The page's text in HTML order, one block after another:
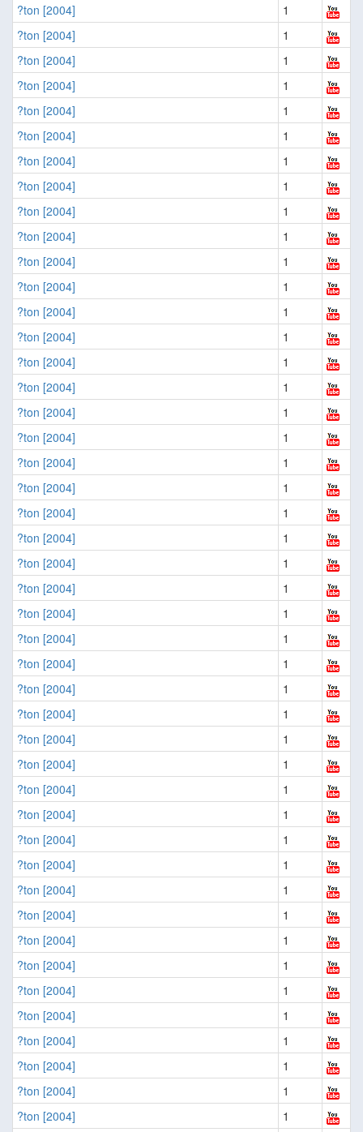
?ton [2004]
1
?ton [2004]
1
?ton [2004]
1
?ton [2004]
1
?ton [2004]
1
?ton [2004]
1
?ton [2004]
1
?ton [2004]
1
?ton [2004]
1
?ton [2004]
1
?ton [2004]
1
?ton [2004]
1
?ton [2004]
1
?ton [2004]
1
?ton [2004]
1
?ton [2004]
1
?ton [2004]
1
?ton [2004]
1
?ton [2004]
1
?ton [2004]
1
?ton [2004]
1
?ton [2004]
1
?ton [2004]
1
?ton [2004]
1
?ton [2004]
1
?ton [2004]
1
?ton [2004]
1
?ton [2004]
1
?ton [2004]
1
?ton [2004]
1
?ton [2004]
1
?ton [2004]
1
?ton [2004]
1
?ton [2004]
1
?ton [2004]
1
?ton [2004]
1
?ton [2004]
1
?ton [2004]
1
?ton [2004]
1
?ton [2004]
1
?ton [2004]
1
?ton [2004]
1
?ton [2004]
1
?ton [2004]
1
?ton [2004]
1